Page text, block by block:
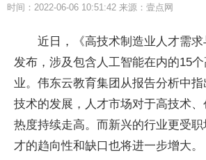
时间：2022-06-06 10:51:42 来源：壹点网
近日，《高技术制造业人才需求
发布，涉及包含人工智能在内的15
业。伟东云教育集团从报告分析中
技术的发展，人才市场对于高技术
热度持续走高。而新兴的行业更受
才的趋向性和缺口也将进一步增大。